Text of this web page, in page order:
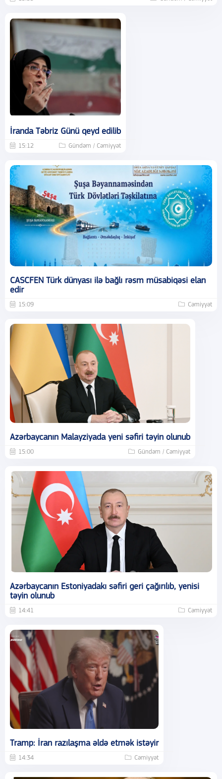
İranda Təbriz Günü qeyd edilib
15:12 Gündəm / Cəmiyyət
CASCFEN Türk dünyası ilə bağlı rəsm müsabiqəsi elan
edir
15:09 Cəmiyyət
Azərbaycanın Malayziyada yeni səfiri təyin olunub
15:00 Gündəm / Cəmiyyət
Azərbaycanın Estoniyadakı səfiri geri çağırılıb, yenisi
təyin olunub
14:41 Cəmiyyət
Tramp: İran razılaşma əldə etmək istəyir
14:34 Cəmiyyət